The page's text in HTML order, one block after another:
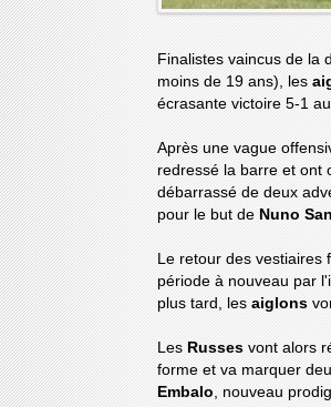
Finalistes vaincus de la
moins de 19 ans), les
écrasante victoire 5-1 au
Après une vague
redressé la barre et ont
débarrassé de deux
pour le but de Nuno
Le retour des vestiaires
période à nouveau par
plus tard, les aiglons
Les Russes vont alors
forme et va marquer
Embalo, nouveau